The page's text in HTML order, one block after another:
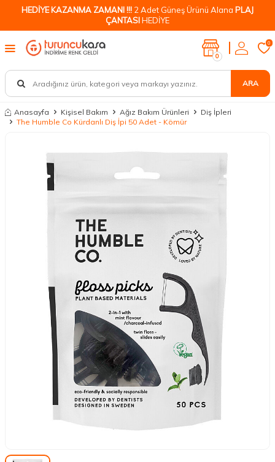
HEDİYE KAZANMA ZAMANI !!! 2 Adet Güneş Ürünü Alana PLAJ
ÇANTASIHEDİYE
ARA
0
0
Anasayfa Kişisel Bakım Ağız Bakım Ürünleri
Diş İpleri
The Humble Co Kürdanlı Diş İpi 50 Adet - Kömür